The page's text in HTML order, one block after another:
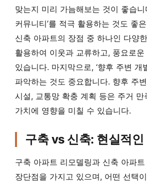
맞는지 미리 가늠해보는 것이 좋습니
커뮤니티’를 적극 활용하는 것도 좋
신축 아파트의 장점 중 하나인 다양
활용하여 이웃과 교류하고, 풍요로
있습니다. 마지막으로, ‘향후 주변 개
파악하는 것도 중요합니다. 향후 주
시설, 교통망 확충 계획 등은 주거 만
가치에 영향을 미칠 수 있습니다.
구축 vs 신축: 현실적인
구축 아파트 리모델링과 신축 아파
장단점을 가지고 있으며, 어떤 선택